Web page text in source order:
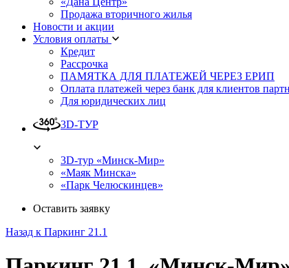
Продажа вторичного жилья
Новости и акции
Условия оплаты
Кредит
Рассрочка
ПАМЯТКА ДЛЯ ПЛАТЕЖЕЙ ЧЕРЕЗ ЕРИП
Оплата платежей через банк для клиентов
Для юридических лиц
3D-ТУР
3D-тур «Минск-Мир»
«Маяк Минска»
«Парк Челюскинцев»
Оставить заявку
Назад к Паркинг 21.1